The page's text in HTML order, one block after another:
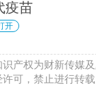
疫苗
开
产权为财新传媒
可，禁止进行转